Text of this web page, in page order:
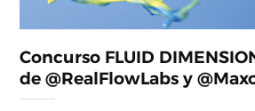
Concurso FLUID
de @RealFlowLabs y